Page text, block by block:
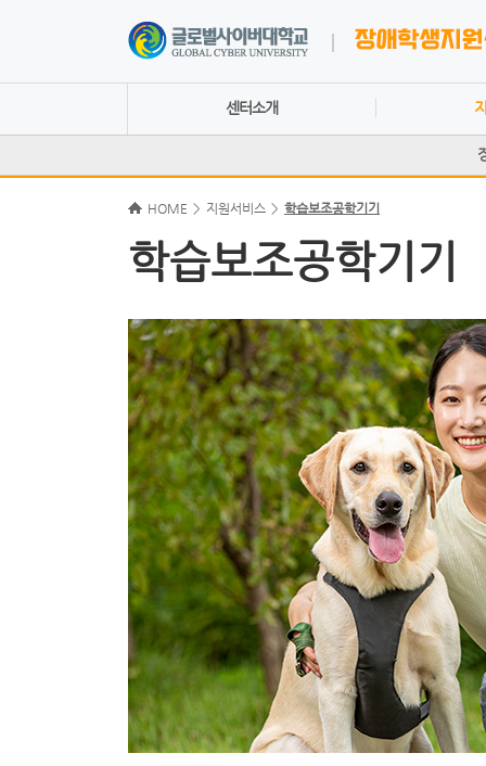
센터소개
HOME > 지원서비스 > 학습보조공학기기
학습보조공학기기